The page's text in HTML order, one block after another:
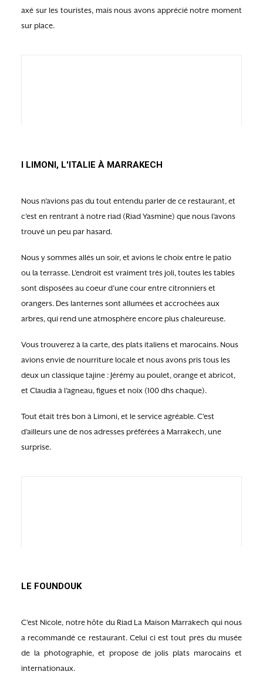
axé sur les touristes, mais nous avons apprécié notre moment
sur place.
I LIMONI, L'ITALIE À MARRAKECH
Nous n’avions pas du tout entendu parler de ce restaurant, et
c’est en rentrant à notre riad (Riad Yasmine) que nous l’avons
trouvé un peu par hasard.
Nous y sommes allés un soir, et avions le choix entre le patio
ou la terrasse. L’endroit est vraiment très joli, toutes les tables
sont disposées au coeur d’une cour entre citronniers et
orangers. Des lanternes sont allumées et accrochées aux
arbres, qui rend une atmosphère encore plus chaleureuse.
Vous trouverez à la carte, des plats italiens et marocains. Nous
avions envie de nourriture locale et nous avons pris tous les
deux un classique tajine : Jérémy au poulet, orange et abricot,
et Claudia à l’agneau, figues et noix (100 dhs chaque).
Tout était très bon à Limoni, et le service agréable. C’est
d’ailleurs une de nos adresses préférées à Marrakech, une
surprise.
LE FOUNDOUK
C’est Nicole, notre hôte du Riad La Maison Marrakech qui nous
a recommandé ce restaurant. Celui ci est tout près du musée
de la photographie, et propose de jolis plats marocains et
internationaux.